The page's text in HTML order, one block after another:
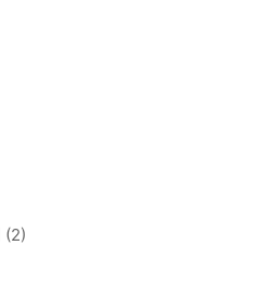
(2)